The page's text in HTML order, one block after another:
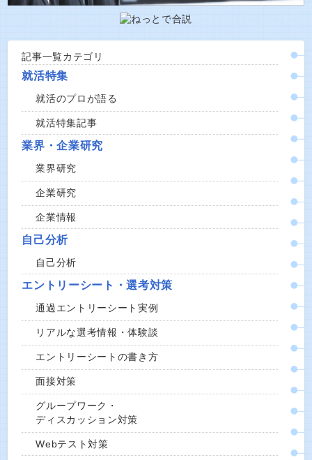
記事一覧カテゴリ
就活特集
就活のプロが語る
就活特集記事
業界・企業研究
業界研究
企業研究
企業情報
自己分析
自己分析
エントリーシート・選考対策
通過エントリーシート実例
リアルな選考情報・体験談
エントリーシートの書き方
面接対策
グループワーク・
ディスカッション対策
Webテスト対策